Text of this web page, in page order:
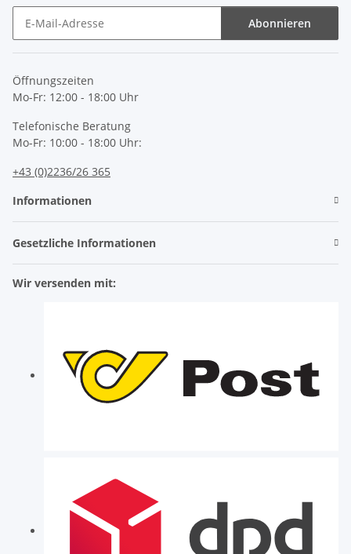
Abonnieren
Öffnungszeiten
Mo-Fr: 12:00 - 18:00 Uhr
Telefonische Beratung
Mo-Fr: 10:00 - 18:00 Uhr:
+43 (0)2236/26 365
Informationen
Gesetzliche Informationen
Wir versenden mit: